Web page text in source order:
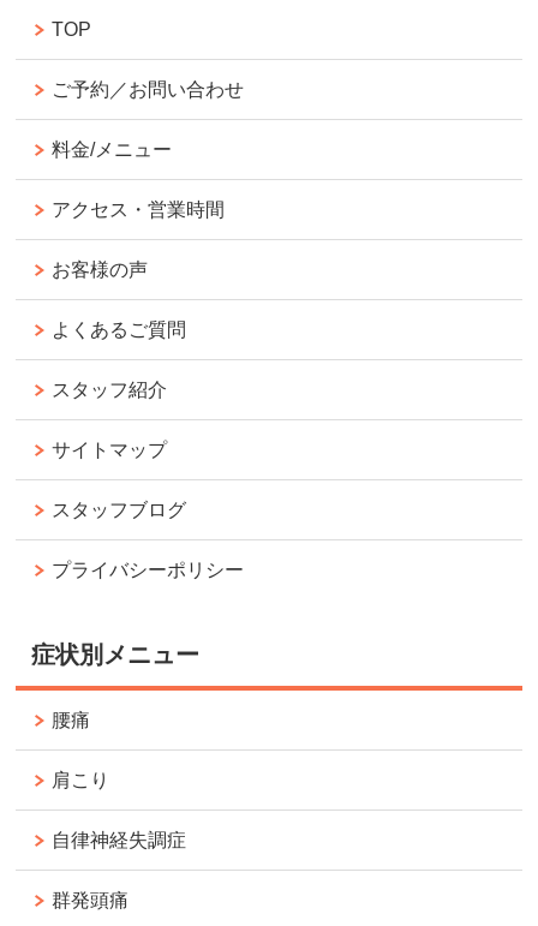
TOP
ご予約／お問い合わせ
料金/メニュー
アクセス・営業時間
お客様の声
よくあるご質問
スタッフ紹介
サイトマップ
スタッフブログ
プライバシーポリシー
症状別メニュー
腰痛
肩こり
自律神経失調症
群発頭痛